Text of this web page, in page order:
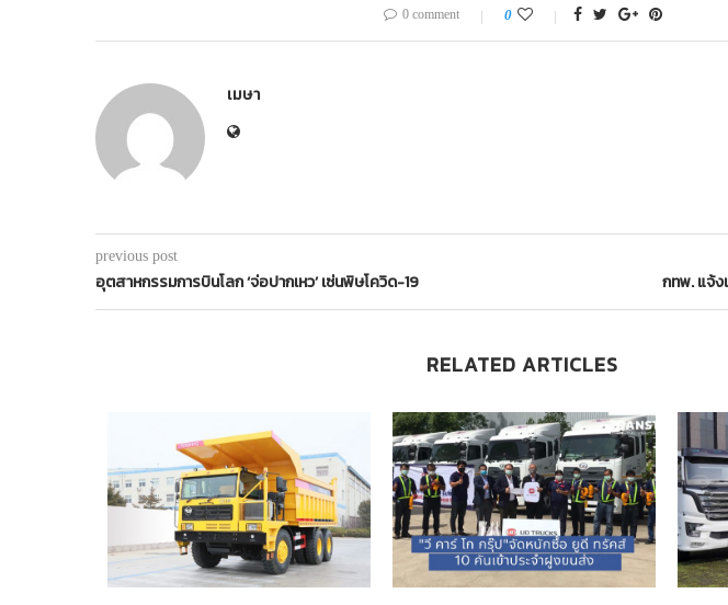
0 comment 0
เมษา
previous post
อุตสาหกรรมการบินโลก ‘จ่อปากเหว’ เซ่นพิษโควิด-19 กทพ. แจ้ง
RELATED ARTICLES